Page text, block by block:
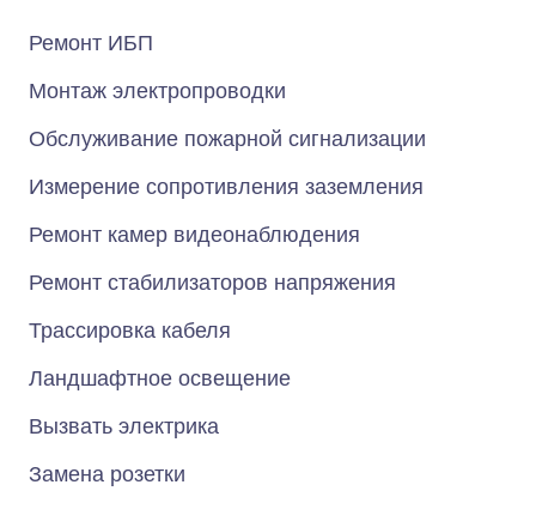
Ремонт ИБП
Монтаж электропроводки
Обслуживание пожарной сигнализации
Измерение сопротивления заземления
Ремонт камер видеонаблюдения
Ремонт стабилизаторов напряжения
Трассировка кабеля
Ландшафтное освещение
Вызвать электрика
Замена розетки